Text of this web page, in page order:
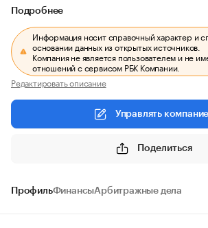
Подробнее
Информация носит справочный характер и
основании данных из открытых источников.
Компания не является пользователем и не
отношений с сервисом РБК Компании.
Редактировать описание
Управлять
Поделиться
ПрофильФинансыАрбитражные дела